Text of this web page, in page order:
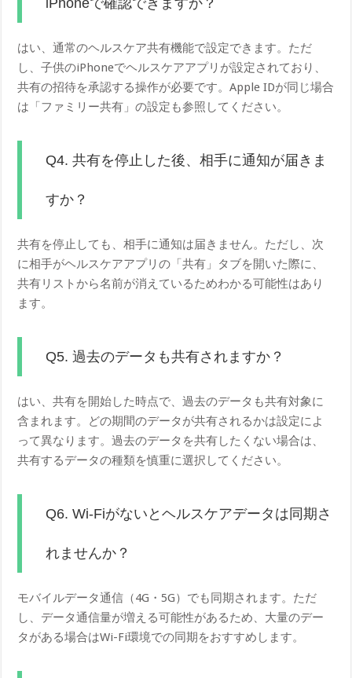
はい、通常のヘルスケア共有機能で設定できます。ただ
し、子供のiPhoneでヘルスケアアプリが設定されており、
共有の招待を承認する操作が必要です。Apple IDが同じ場合
は「ファミリー共有」の設定も参照してください。
Q4. 共有を停止した後、相手に通知が届きま
すか？
共有を停止しても、相手に通知は届きません。ただし、次
に相手がヘルスケアアプリの「共有」タブを開いた際に、
共有リストから名前が消えているためわかる可能性はあり
ます。
Q5. 過去のデータも共有されますか？
はい、共有を開始した時点で、過去のデータも共有対象に
含まれます。どの期間のデータが共有されるかは設定によ
って異なります。過去のデータを共有したくない場合は、
共有するデータの種類を慎重に選択してください。
Q6. Wi-Fiがないとヘルスケアデータは同期さ
れませんか？
モバイルデータ通信（4G・5G）でも同期されます。ただ
し、データ通信量が増える可能性があるため、大量のデー
タがある場合はWi-Fi環境での同期をおすすめします。